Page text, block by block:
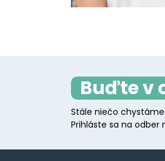
Buďte v
Stále niečo
Prihláste sa na odber